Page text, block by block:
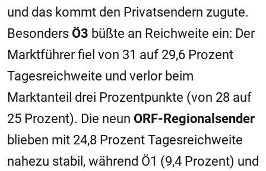
und das kommt den Privatsendern zugute.
Besonders Ö3 büßte an Reichweite ein: Der
Marktführer fiel von 31 auf 29,6 Prozent
Tagesreichweite und verlor beim
Marktanteil drei Prozentpunkte (von 28 auf
25 Prozent). Die neun ORF-Regionalsender
blieben mit 24,8 Prozent Tagesreichweite
nahezu stabil, während Ö1 (9,4 Prozent) und